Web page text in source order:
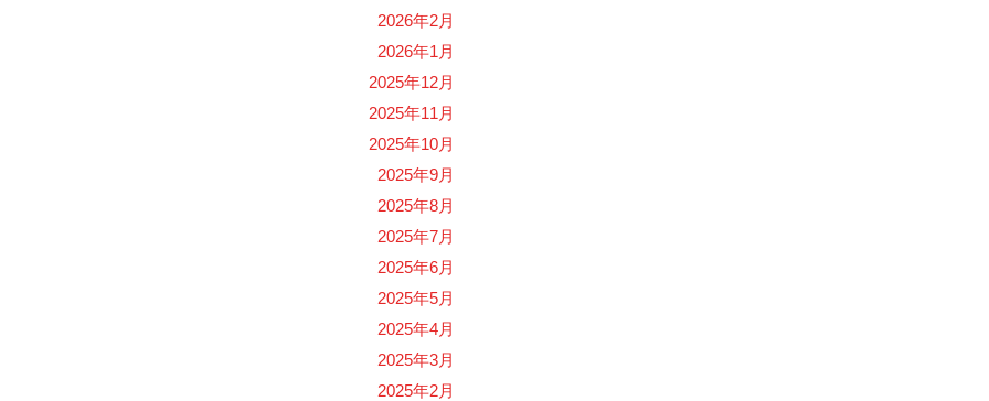
2026年2月
2026年1月
2025年12月
2025年11月
2025年10月
2025年9月
2025年8月
2025年7月
2025年6月
2025年5月
2025年4月
2025年3月
2025年2月